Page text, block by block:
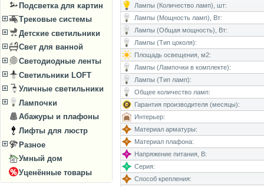
Подсветка для картин
Трековые системы
Детские светильники
Свет для ванной
Светодиодные ленты
Светильники LOFT
Уличные светильники
Лампочки
Абажуры и плафоны
Лифты для люстр
Разное
Умный дом
Уценённые товары
Лампы (Количество ламп), шт:
Лампы (Мощность ламп), Вт:
Лампы (Общая мощность), Вт:
Лампы (Тип цоколя):
Площадь освещения, м2:
Лампы (Лампочки в комплекте):
Лампы (Тип ламп):
Общее количество ламп:
Гарантия производителя (месяцы):
Интерьер:
Материал арматуры:
Материал плафона:
Напряжение питания, В:
Серия:
Способ крепления: